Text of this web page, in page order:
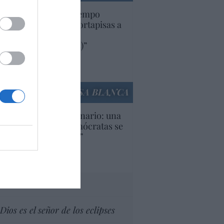
lleva mucho tiempo
aranceles y cortapisas a
(y europeas)”
Sánchez Arjona
LA CASA BLANCA
Inquietante escenario: una
parte de los demócratas se
como “socialista”
Aguirre
Dios es el señor de los eclipses